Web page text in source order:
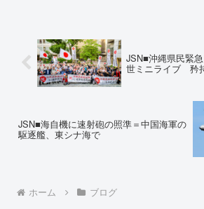
の通告を行いました。沖縄県は、
この時は、違法を認めて軌道修正
す...
JSN■沖縄県民緊
世ミニライブ 矜
JSN■海自機に速射砲の照準＝中国海軍の
駆逐艦、東シナ海で
ホーム ブログ